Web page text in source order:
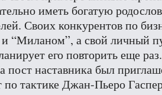
иметь богатую
Своих конкурентов по
“Миланом”, а свой личный
его повторить еще
пост наставника был
по тактике Джан-Пьеро